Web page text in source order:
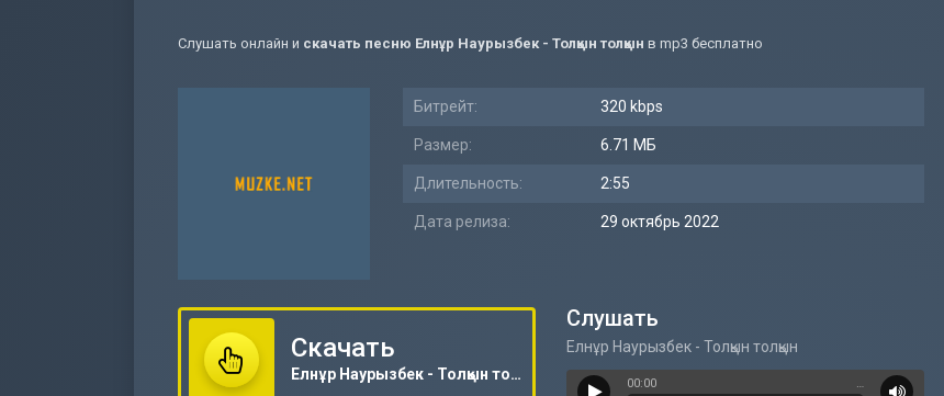
Слушать онлайн и скачать песню Елнұр Наурызбек - Толқын толқын в mp3 бесплатно
Битрейт: 320 kbps
Размер: 6.71 МБ
Длительность: 2:55
Дата релиза: 29 октябрь 2022
Скачать
Елнұр Наурызбек - Толқын толқын
Слушать
Елнұр Наурызбек - Толқын толқын
00:00 …